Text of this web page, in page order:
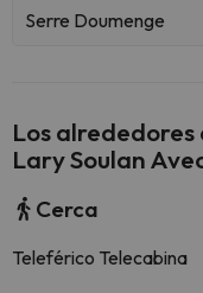
Serre Doumenge
Los
Lary Soulan
Cerca
Teleférico Telecabina